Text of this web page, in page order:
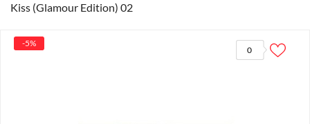
Kiss (Glamour Edition) 02
0
-5%